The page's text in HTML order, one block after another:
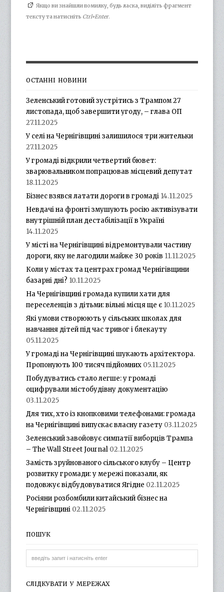
Якщо ви знайшли помилку, будь ласка, виділіть фрагмент
тексту та натисніть Ctrl+Enter.
ОСТАННІ НОВИНИ
Зеленський готовий зустрітись з Трампом 27
листопада, щоб завершити угоду, – глава ОП
27.11.2025
У селі на Чернігівщині залишилося три жительки
27.11.2025
У громаді відкрили четвертий бювет:
зварювальником попрацював місцевий депутат
18.11.2025
Бізнес взявся латати дороги в громаді 14.11.2025
Невдачі на фронті змушують росію активізувати
внутрішній план дестабілізації в Україні
14.11.2025
У місті на Чернігівщині відремонтували частину
дороги, яку не лагодили майже 30 років 11.11.2025
Коли у містах та центрах громад Чернігівщини
базарні дні? 10.11.2025
На Чернігівщині громада купили хати для
переселенців з дітьми: вільні місця ще є 10.11.2025
Які умови створюють у сільських школах для
навчання дітей під час тривог і блекауту
05.11.2025
У громаді на Чернігівщині шукають архітектора.
Пропонують 100 тисяч підйомних 05.11.2025
Побудуватись стало легше: у громаді
оцифрували містобудівну документацію
03.11.2025
Для тих, хто із кнопковими телефонами: громада
на Чернігівщині випускає власну газету 03.11.2025
Зеленський завойовує симпатії виборців Трампа
– The Wall Street Journal 02.11.2025
Замість зруйнованого сільського клубу – Центр
розвитку громади: у мережі показали, як
подовжує відбудовуватися Ягідне 02.11.2025
Росіяни розбомбили китайський бізнес на
Чернігівщині 02.11.2025
ПОШУК
СЛІДКУВАТИ У МЕРЕЖАХ